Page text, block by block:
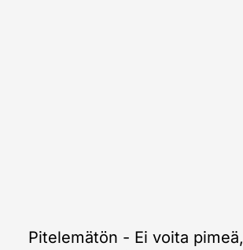
Pitelemätön - Ei voita pimeä,